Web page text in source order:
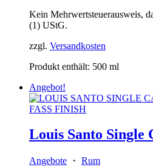
Kein Mehrwertsteuerausweis,
(1) UStG.
zzgl. Versandkosten
Produkt enthält: 500 ml
Angebot!
Louis Santo Single
Angebote ・ Rum